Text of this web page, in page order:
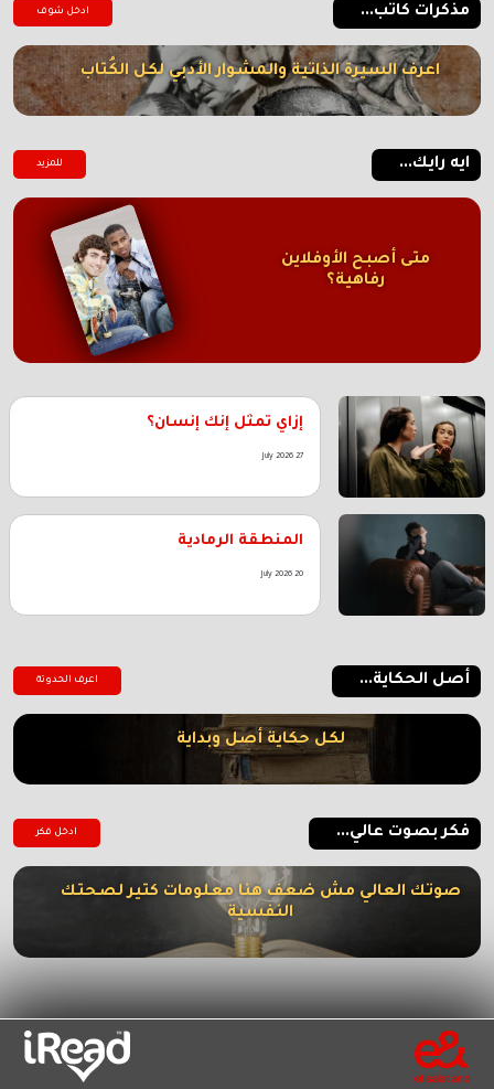
مذكرات كاتب... ادخل شوف
اعرف السيرة الذاتية والمشوار الأدبي لكل الكُتاب
ايه رايك... للمزيد
متى أصبح الأوفلاين
رفاهية؟
إزاي تمثل إنك إنسان؟
27 July 2026
المنطقة الرمادية
20 July 2026
أصل الحكاية... اعرف الحدوتة
لكل حكاية أصل وبداية
فكر بصوت عالي... ادخل فكر
صوتك العالي مش ضعف هنا معلومات كتير لصحتك
النفسية